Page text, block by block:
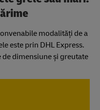
modalități de a
este prin DHL Express.
dimensiune și greutate